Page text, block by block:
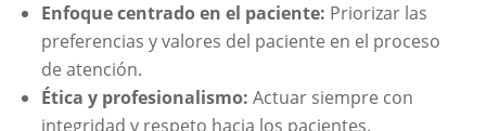
Enfoque centrado en el paciente: Priorizar las
preferencias y valores del paciente en el proceso
de atención.
Ética y profesionalismo: Actuar siempre con
integridad y respeto hacia los pacientes.